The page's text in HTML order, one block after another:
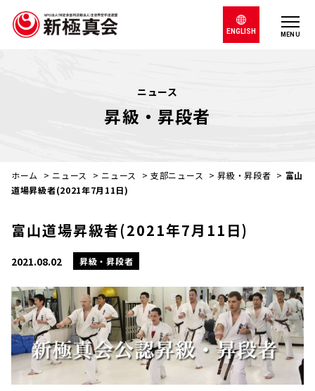
MENU
ENGLISH
ニュース
昇級・昇段者
ホーム > ニュース > ニュース >支部ニュース >昇級・昇段者 > 富山
道場昇級者(2021年7月11日)
富山道場昇級者(2021年7月11日)
2021.08.02 昇級・昇段者